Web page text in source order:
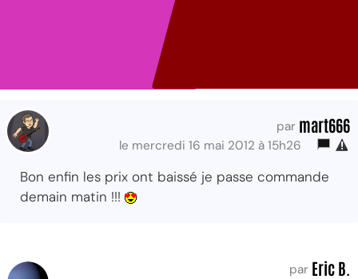
par mart666
le mercredi 16 mai 2012 à 15h26
Bon enfin les prix ont baissé je passe commande
demain matin !!!
par Eric B.